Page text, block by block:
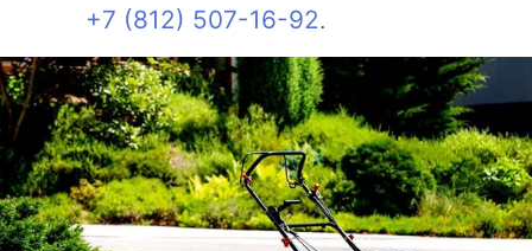
+7 (812) 507-16-92.